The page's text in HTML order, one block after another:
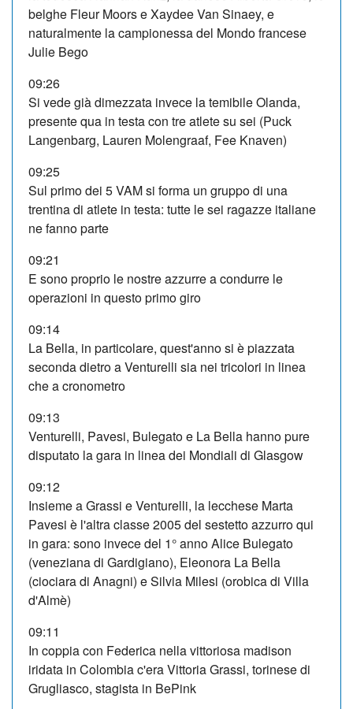
belghe Fleur Moors e Xaydee Van Sinaey, e
naturalmente la campionessa del Mondo francese
Julie Bego
09:26
Si vede già dimezzata invece la temibile Olanda,
presente qua in testa con tre atlete su sei (Puck
Langenbarg, Lauren Molengraaf, Fee Knaven)
09:25
Sul primo dei 5 VAM si forma un gruppo di una
trentina di atlete in testa: tutte le sei ragazze italiane
ne fanno parte
09:21
E sono proprio le nostre azzurre a condurre le
operazioni in questo primo giro
09:14
La Bella, in particolare, quest'anno si è piazzata
seconda dietro a Venturelli sia nei tricolori in linea
che a cronometro
09:13
Venturelli, Pavesi, Bulegato e La Bella hanno pure
disputato la gara in linea dei Mondiali di Glasgow
09:12
Insieme a Grassi e Venturelli, la lecchese Marta
Pavesi è l'altra classe 2005 del sestetto azzurro qui
in gara: sono invece del 1° anno Alice Bulegato
(veneziana di Gardigiano), Eleonora La Bella
(ciociara di Anagni) e Silvia Milesi (orobica di Villa
d'Almè)
09:11
In coppia con Federica nella vittoriosa madison
iridata in Colombia c'era Vittoria Grassi, torinese di
Grugliasco, stagista in BePink